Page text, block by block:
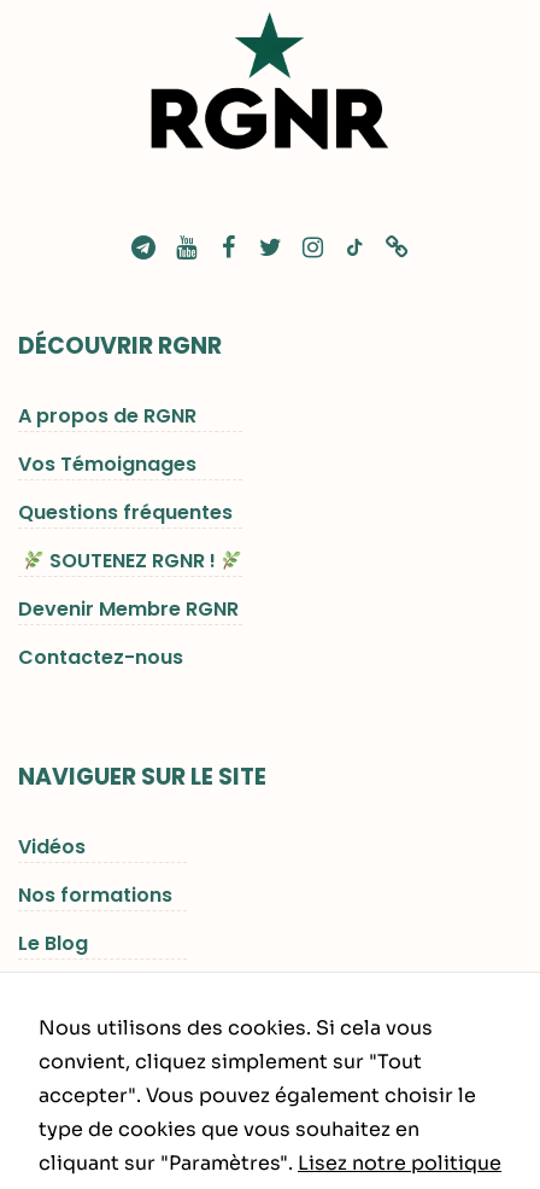
DÉCOUVRIR RGNR
A propos de RGNR
Vos Témoignages
Questions fréquentes
SOUTENEZ RGNR !
Devenir Membre RGNR
Contactez-nous
NAVIGUER SUR LE SITE
Vidéos
Nos formations
Le Blog
INFORMATIONS LÉGALES
Politique de Confidentialité
Nous utilisons des cookies. Si cela vous
convient, cliquez simplement sur "Tout
accepter". Vous pouvez également choisir le
type de cookies que vous souhaitez en
cliquant sur "Paramètres". Lisez notre politique